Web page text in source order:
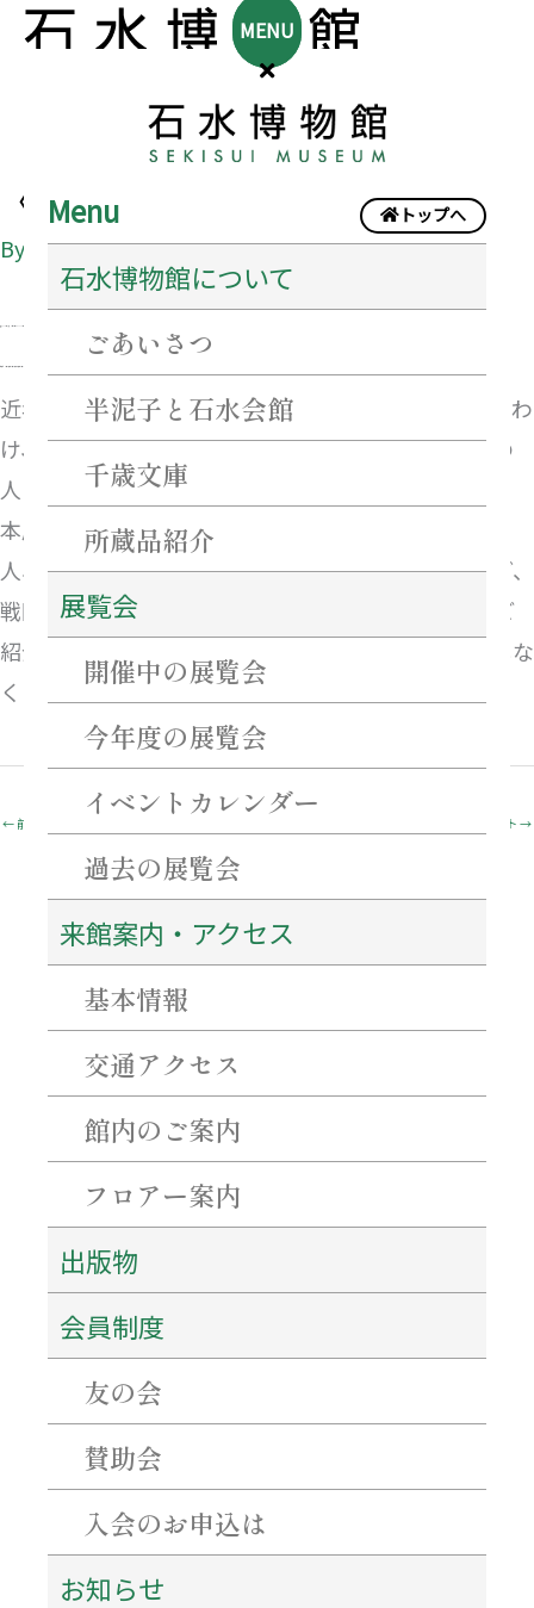
MENU
トップへ
Menu
石水博物館について
ごあいさつ
半泥子と石水会館
千歳文庫
所蔵品紹介
展覧会
開催中の展覧会
今年度の展覧会
イベントカレンダー
過去の展覧会
来館案内・アクセス
基本情報
交通アクセス
館内のご案内
フロアー案内
出版物
会員制度
友の会
賛助会
入会のお申込は
お知らせ
〈企画展〉戦国乱世と藤堂高虎
By sekisui@creator/2026年7月22日
近年、戦国武将の手紙の発見が相次いでいます。とりわ
け、初代津藩主の藤堂高虎は多くの手紙を残し、その
人となりをしのぶことができます。
本展では、織田信長や豊臣秀吉、徳川家康らの天下
人、そして彼らに仕えた名だたる武将たちや高虎など、
戦国乱世を躍動した人びとの手紙やゆかりの品々をご
紹介します。武将たちの迫力ある筆跡をぜひお見逃しな
く!
← 前のイベント 次のイベント →
最近の投稿
ネーミングライツ・パートナーを募集します！
特別企画「花押（サイン）を作ろう！書こう！」 開催のご案内
百五銀行✖石水博物館 「コーポレーションデー」を開催します！
シンポジウム「西来寺の宝物の魅力にせまる」を開催します！
アーカイブ
2026年7月
2026年6月
2026年5月
2025年12月
2025年11月
2025年7月
2025年6月